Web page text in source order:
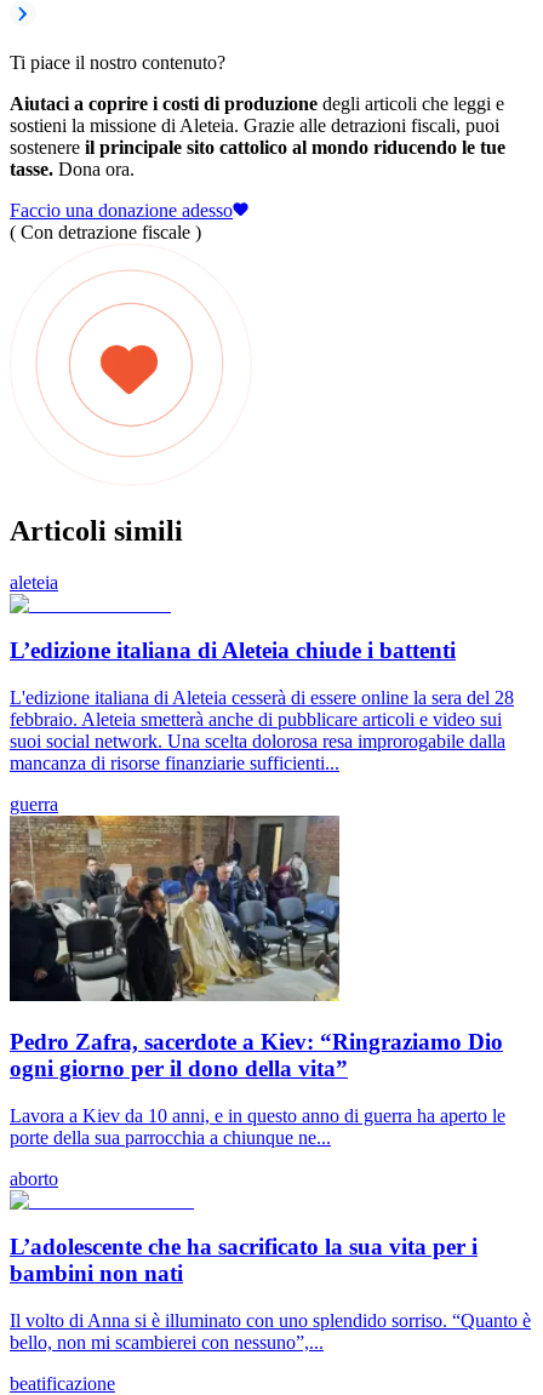
Ti piace il nostro contenuto?
Aiutaci a coprire i costi di produzione degli articoli che leggi e
sostieni la missione di Aleteia. Grazie alle detrazioni fiscali, puoi
sostenere il principale sito cattolico al mondo riducendo le tue
tasse. Dona ora.
Faccio una donazione adesso
( Con detrazione fiscale )
Articoli simili
aleteia
L’edizione italiana di Aleteia chiude i battenti
L'edizione italiana di Aleteia cesserà di essere online la sera del 28
febbraio. Aleteia smetterà anche di pubblicare articoli e video sui
suoi social network. Una scelta dolorosa resa improrogabile dalla
mancanza di risorse finanziarie sufficienti...
guerra
Pedro Zafra, sacerdote a Kiev: “Ringraziamo Dio
ogni giorno per il dono della vita”
Lavora a Kiev da 10 anni, e in questo anno di guerra ha aperto le
porte della sua parrocchia a chiunque ne...
aborto
L’adolescente che ha sacrificato la sua vita per i
bambini non nati
Il volto di Anna si è illuminato con uno splendido sorriso. “Quanto è
bello, non mi scambierei con nessuno”,...
beatificazione